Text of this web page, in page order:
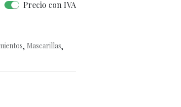
Precio con IVA
, Mascarillas,